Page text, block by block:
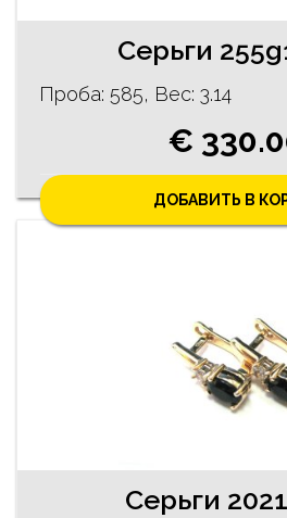
Cерьги
Проба: 585, Bес: 3.14
€
ДОБАВИТЬ В
Cерьги